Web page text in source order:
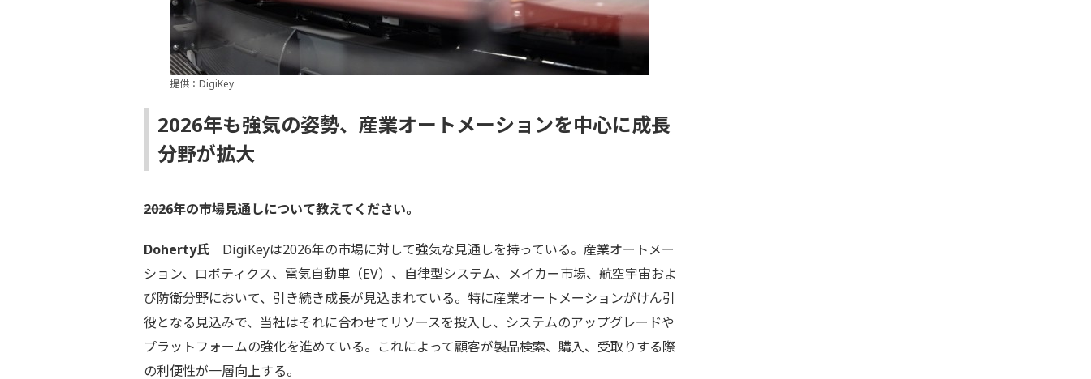
提供：DigiKey
2026年も強気の姿勢、産業オートメーションを中心に成長
分野が拡大
――2026年の市場見通しについて教えてください。
Doherty氏 DigiKeyは2026年の市場に対して強気な見通しを持っている。産業オートメー
ション、ロボティクス、電気自動車（EV）、自律型システム、メイカー市場、航空宇宙およ
び防衛分野において、引き続き成長が見込まれている。特に産業オートメーションがけん引
役となる見込みで、当社はそれに合わせてリソースを投入し、システムのアップグレードや
プラットフォームの強化を進めている。これによって顧客が製品検索、購入、受取りする際
の利便性が一層向上する。